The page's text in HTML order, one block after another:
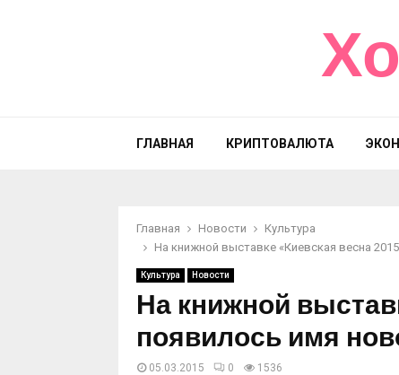
ГЛАВНАЯ КРИПТОВАЛЮТА
Главная Новости
Культура
На книжной выставке «Киевская весна
Культура Новости
На книжной
появилось имя
05.03.2015 0 1536